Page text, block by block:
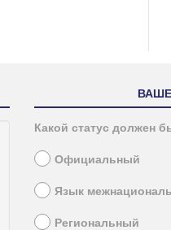
Какой статус должен
Официальный
Язык
Региональный